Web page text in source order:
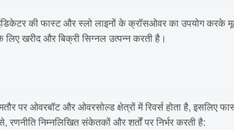
की फास्ट और स्लो लाइनों के क्रॉसओवर का उपयोग करके
खरीद और बिक्री सिग्नल उत्पन्न करती है।
पर ओवरबॉट और ओवरसोल्ड क्षेत्रों में रिवर्स होता है, इसलिए
निम्नलिखित संकेतकों और शर्तों पर निर्भर करती है: